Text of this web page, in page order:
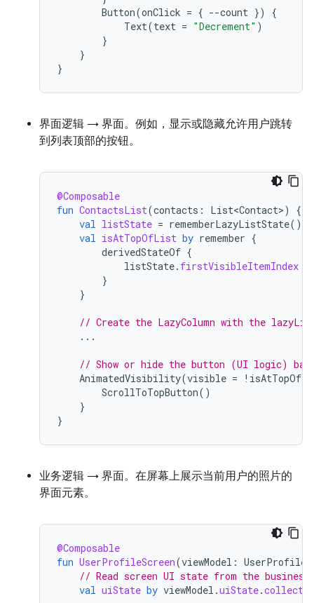
Button(onClick = { --count })
{
Text(text = "Decrement" )
}
}
}
界面逻辑 → 界面。例如，显示或隐藏允许用户跳转
到列表顶部的按钮。
@Composable
fun ContactsList(contacts : List<Contact>)
{
val listState = rememberLazyListState()
val isAtTopOfList by remember {
derivedStateOf {
listState. firstVisibleItemIndex
}
}
// Create the LazyColumn with the
...
// Show or hide the button (UI logic)
AnimatedVisibility(visible = !
ScrollToTopButton()
}
}
业务逻辑 → 界面。在屏幕上展示当前用户的照片的
界面元素。
@Composable
fun UserProfileScreen(viewModel :
// Read screen UI state from the
val uiState by viewModel .uiState.